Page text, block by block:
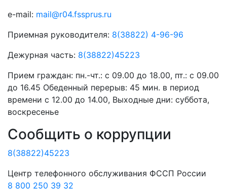
e-mail: mail@r04.fssprus.ru
Приемная руководителя: 8(38822) 4-96-96
Дежурная часть: 8(38822)45223
Прием граждан: пн.-чт.: с 09.00 до 18.00, пт.: с 09.00
до 16.45 Обеденный перерыв: 45 мин. в период
времени с 12.00 до 14.00, Выходные дни: суббота,
воскресенье
Сообщить о коррупции
8(38822)45223
Центр телефонного обслуживания ФССП России
8 800 250 39 32